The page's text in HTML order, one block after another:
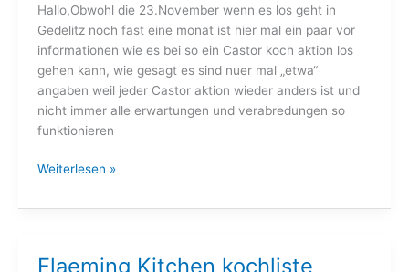
Hallo,Obwohl die 23.November wenn es los geht in
Gedelitz noch fast eine monat ist hier mal ein paar vor
informationen wie es bei so ein Castor koch aktion los
gehen kann, wie gesagt es sind nuer mal „etwa“
angaben weil jeder Castor aktion wieder anders ist und
nicht immer alle erwartungen und verabredungen so
funktionieren
Flaeming
kochliste
und
Weiterlesen »
Flaeming Kitchen kochliste